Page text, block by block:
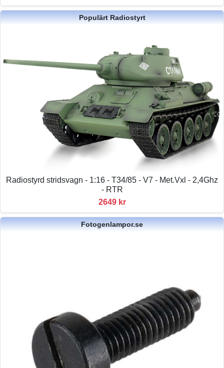
Populärt Radiostyrt
Radiostyrd stridsvagn - 1:16 - T34/85 - V7 - Met.Vxl - 2,4Ghz
- RTR
2649 kr
Fotogenlampor.se